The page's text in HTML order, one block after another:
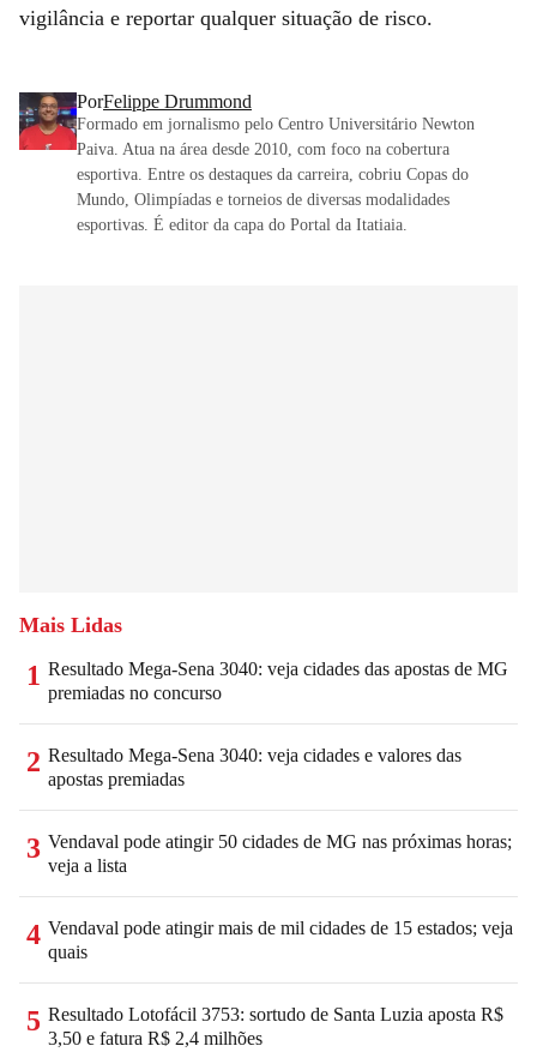
vigilância e reportar qualquer situação de risco.
PorFelippe Drummond
Formado em jornalismo pelo Centro Universitário Newton
Paiva. Atua na área desde 2010, com foco na cobertura
esportiva. Entre os destaques da carreira, cobriu Copas do
Mundo, Olimpíadas e torneios de diversas modalidades
esportivas. É editor da capa do Portal da Itatiaia.
Mais Lidas
1 Resultado Mega-Sena 3040: veja cidades das apostas de MG
premiadas no concurso
2 Resultado Mega-Sena 3040: veja cidades e valores das
apostas premiadas
3 Vendaval pode atingir 50 cidades de MG nas próximas horas;
veja a lista
4 Vendaval pode atingir mais de mil cidades de 15 estados; veja
quais
5 Resultado Lotofácil 3753: sortudo de Santa Luzia aposta R$
3,50 e fatura R$ 2,4 milhões